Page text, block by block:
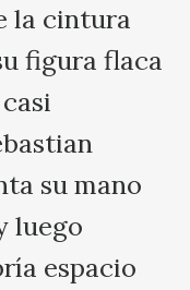
la cintura
figura flaca
su mano
luego
espacio